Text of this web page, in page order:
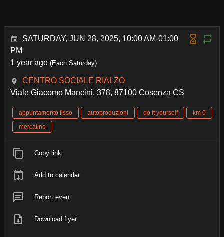
SATURDAY, JUN 28, 2025, 10:00 AM-01:00
PM
1 year ago (Each Saturday)
CENTRO SOCIALE RIALZO
Viale Giacomo Mancini, 378, 87100 Cosenza CS
appuntamento fisso autoproduzioni do it yourself
km 0
mercatino
Copy link
Add to calendar
Report event
Download flyer